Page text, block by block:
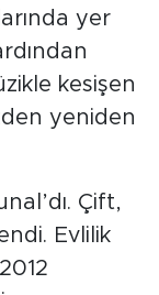
yer
kesişen
yeniden
Çift,
Evlilik